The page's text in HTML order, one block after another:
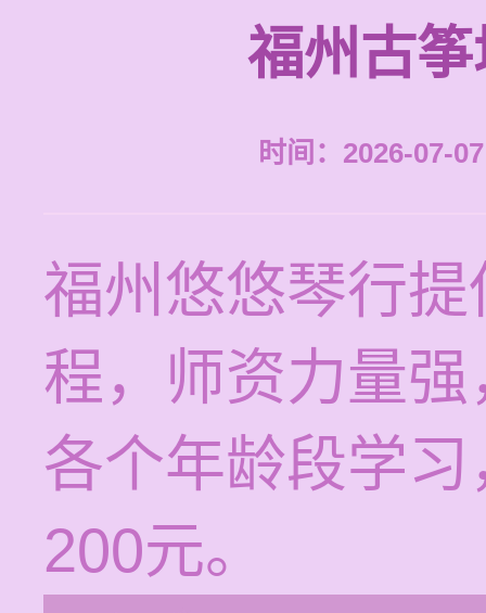
福州古
时间：2026-07-
福州悠悠琴行
程，师资力量
各个年龄段学
200元。